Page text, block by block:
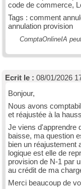
code de commerce,
Tags : comment
annulation provision
ComptaOnlineIA
Ecrit le : 08/01/2026
Bonjour,
Nous avons
et réajustée à la
Je viens d'apprendre
baisse, ma question
bien un réajustement
logique est elle de
provision de N-1 par
au crédit de ma
Merci beaucoup de